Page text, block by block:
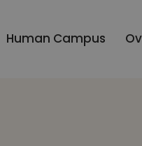
Human Campus